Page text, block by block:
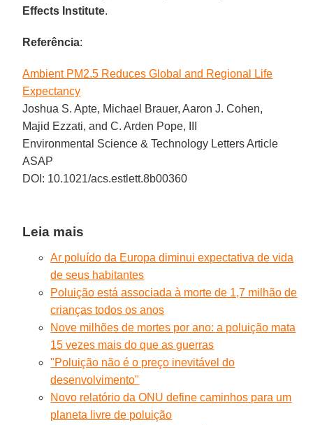
Effects Institute.
Referência:
Ambient PM2.5 Reduces Global and Regional Life
Expectancy
Joshua S. Apte, Michael Brauer, Aaron J. Cohen,
Majid Ezzati, and C. Arden Pope, III
Environmental Science & Technology Letters Article
ASAP
DOI: 10.1021/acs.estlett.8b00360
Leia mais
Ar poluído da Europa diminui expectativa de vida
de seus habitantes
Poluição está associada à morte de 1,7 milhão de
crianças todos os anos
Nove milhões de mortes por ano: a poluição mata
15 vezes mais do que as guerras
"Poluição não é o preço inevitável do
desenvolvimento"
Novo relatório da ONU define caminhos para um
planeta livre de poluição